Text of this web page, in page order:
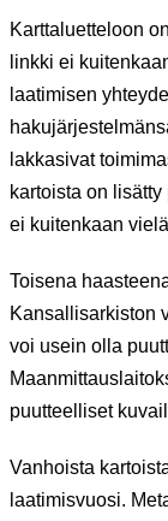
Karttaluetteloon
linkki ei
laatimisen
lakkasivat
kartoista on
ei kuitenkaan
Toisena
Kansallisarkiston
voi usein olla
puutteelliset
Vanhoista
laatimisvuosi.